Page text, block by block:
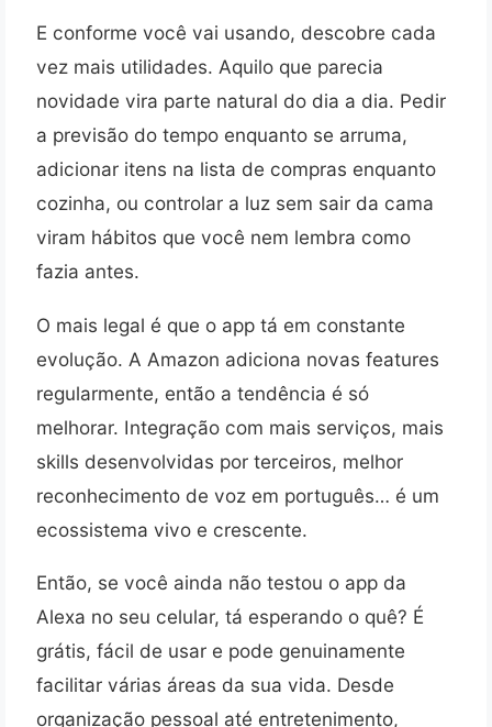
E conforme você vai usando, descobre cada
vez mais utilidades. Aquilo que parecia
novidade vira parte natural do dia a dia. Pedir
a previsão do tempo enquanto se arruma,
adicionar itens na lista de compras enquanto
cozinha, ou controlar a luz sem sair da cama
viram hábitos que você nem lembra como
fazia antes.
O mais legal é que o app tá em constante
evolução. A Amazon adiciona novas features
regularmente, então a tendência é só
melhorar. Integração com mais serviços, mais
skills desenvolvidas por terceiros, melhor
reconhecimento de voz em português… é um
ecossistema vivo e crescente.
Então, se você ainda não testou o app da
Alexa no seu celular, tá esperando o quê? É
grátis, fácil de usar e pode genuinamente
facilitar várias áreas da sua vida. Desde
organização pessoal até entretenimento,